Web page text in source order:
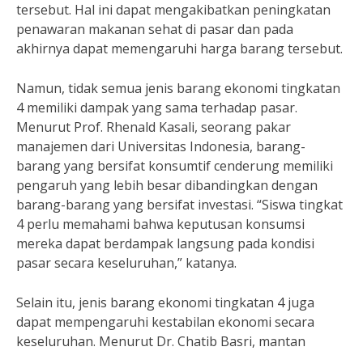
tersebut. Hal ini dapat mengakibatkan peningkatan
penawaran makanan sehat di pasar dan pada
akhirnya dapat memengaruhi harga barang tersebut.
Namun, tidak semua jenis barang ekonomi tingkatan
4 memiliki dampak yang sama terhadap pasar.
Menurut Prof. Rhenald Kasali, seorang pakar
manajemen dari Universitas Indonesia, barang-
barang yang bersifat konsumtif cenderung memiliki
pengaruh yang lebih besar dibandingkan dengan
barang-barang yang bersifat investasi. “Siswa tingkat
4 perlu memahami bahwa keputusan konsumsi
mereka dapat berdampak langsung pada kondisi
pasar secara keseluruhan,” katanya.
Selain itu, jenis barang ekonomi tingkatan 4 juga
dapat mempengaruhi kestabilan ekonomi secara
keseluruhan. Menurut Dr. Chatib Basri, mantan